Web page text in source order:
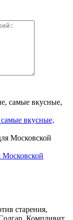
вкусные,
Московской